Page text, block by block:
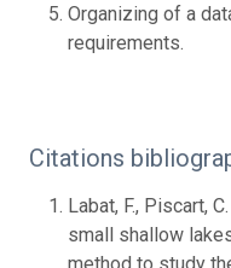
Organizing of a
requirements.
Citations
Labat, F., Piscart,
small shallow